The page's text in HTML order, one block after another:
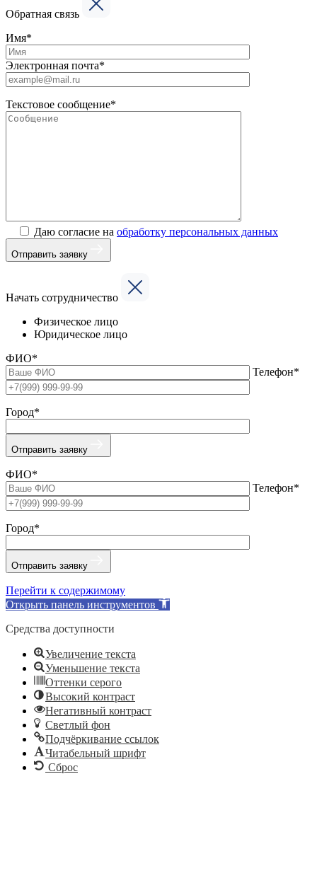
Обратная связь
Имя*
Электронная почта*
Текстовое сообщение*
Даю согласие на обработку персональных данных
Отправить заявку
Начать сотрудничество
Физическое лицо
Юридическое лицо
ФИО*
Телефон*
Город*
Отправить заявку
ФИО*
Телефон*
Город*
Отправить заявку
Перейти к содержимому
Открыть панель инструментов
Средства доступности
Увеличение текста
Уменьшение текста
Оттенки серого
Высокий контраст
Негативный контраст
Светлый фон
Подчёркивание ссылок
Читабельный шрифт
Сброс